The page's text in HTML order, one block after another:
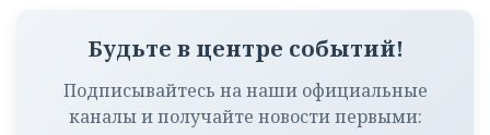
Будьте в центре событий!
Подписывайтесь на наши официальные
каналы и получайте новости первыми: